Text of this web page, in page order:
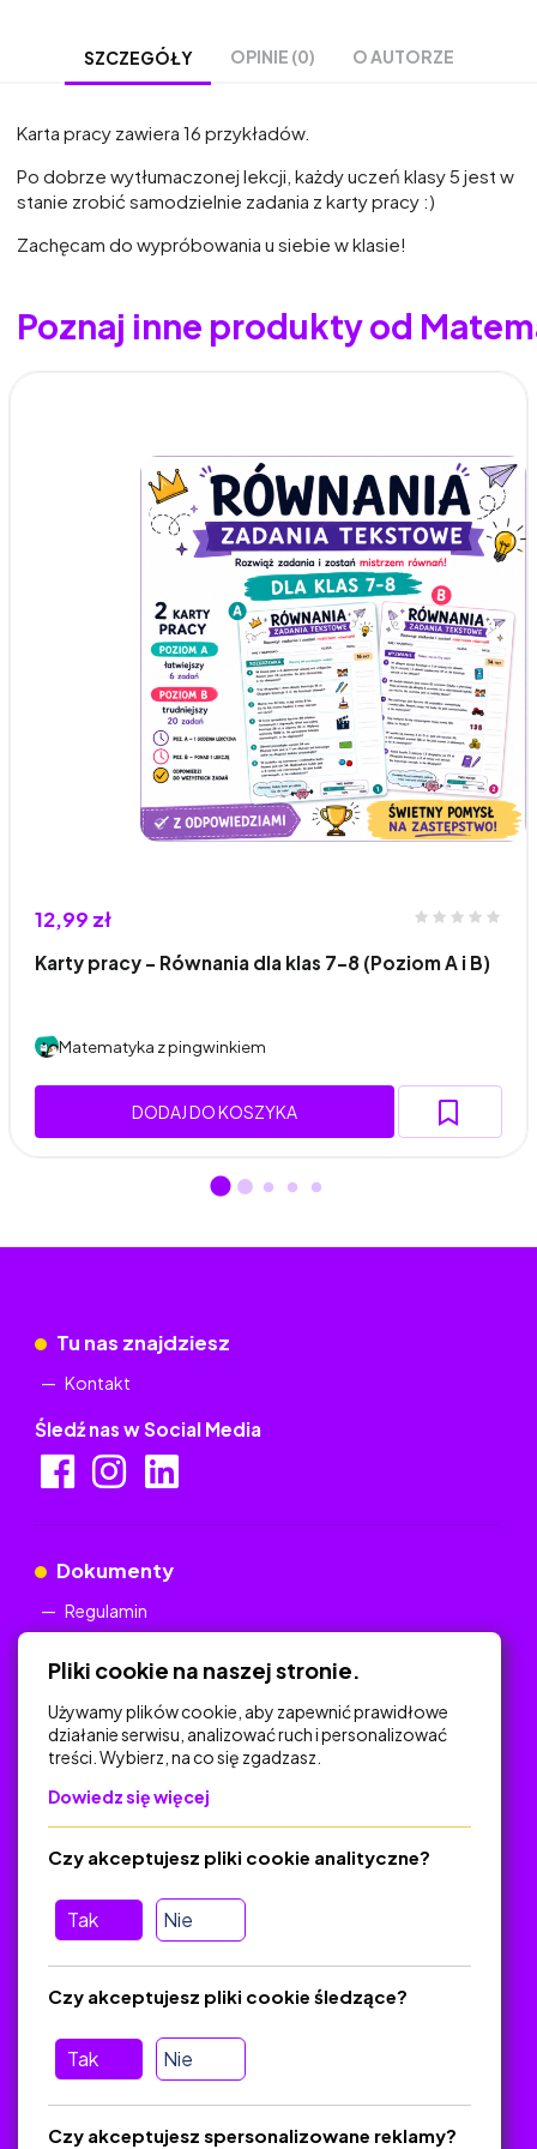
SZCZEGÓŁY OPINIE (0) O AUTORZE
Karta pracy zawiera 16 przykładów.
Po dobrze wytłumaczonej lekcji, każdy uczeń klasy 5 jest w
stanie zrobić samodzielnie zadania z karty pracy :)
Zachęcam do wypróbowania u siebie w klasie!
Poznaj inne produkty od
12,99 zł
Karty pracy – Równania dla klas 7–8 (Poziom A i B)
Matematyka z pingwinkiem
DODAJ DO KOSZYKA
Tu nas znajdziesz
Kontakt
Śledź nas w Social Media
Dokumenty
Regulamin
Na skróty
Polityka Prywatności
Regulamin
O platformie
Baza materiałów dydaktycznych
Jak zostać autorem
FAQ
Pliki cookie na naszej stronie.
Używamy plików cookie, aby zapewnić prawidłowe
działanie serwisu, analizować ruch i personalizować
treści. Wybierz, na co się zgadzasz.
Dowiedz się więcej
Tak Nie
Czy akceptujesz pliki cookie analityczne?
Tak Nie
Czy akceptujesz pliki cookie śledzące?
Czy akceptujesz spersonalizowane reklamy?